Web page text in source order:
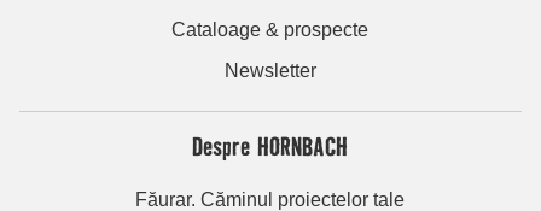
Cataloage & prospecte
Newsletter
Despre HORNBACH
Făurar. Căminul proiectelor tale